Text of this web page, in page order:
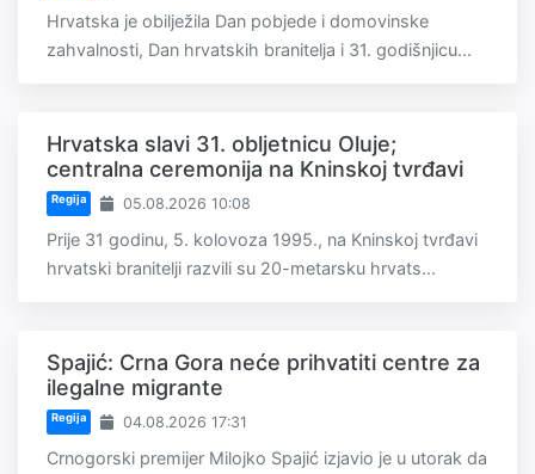
Hrvatska je obilježila Dan pobjede i domovinske
zahvalnosti, Dan hrvatskih branitelja i 31. godišnjicu...
Hrvatska slavi 31. obljetnicu Oluje;
centralna ceremonija na Kninskoj tvrđavi
Regija 05.08.2026 10:08
Prije 31 godinu, 5. kolovoza 1995., na Kninskoj tvrđavi
hrvatski branitelji razvili su 20-metarsku hrvats...
Spajić: Crna Gora neće prihvatiti centre za
ilegalne migrante
Regija 04.08.2026 17:31
Crnogorski premijer Milojko Spajić izjavio je u utorak da